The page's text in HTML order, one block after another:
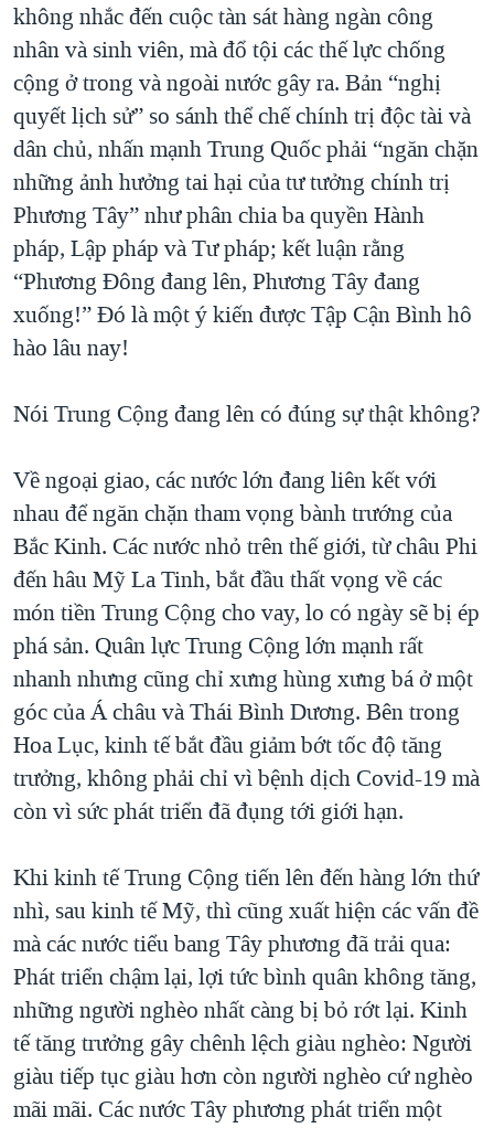
không nhắc đến cuộc tàn sát hàng ngàn công
nhân và sinh viên, mà đổ tội các thế lực chống
cộng ở trong và ngoài nước gây ra. Bản “nghị
quyết lịch sử” so sánh thể chế chính trị độc tài và
dân chủ, nhấn mạnh Trung Quốc phải “ngăn chặn
những ảnh hưởng tai hại của tư tưởng chính trị
Phương Tây” như phân chia ba quyền Hành
pháp, Lập pháp và Tư pháp; kết luận rằng
“Phương Đông đang lên, Phương Tây đang
xuống!” Đó là một ý kiến được Tập Cận Bình hô
hào lâu nay!
Nói Trung Cộng đang lên có đúng sự thật không?
Về ngoại giao, các nước lớn đang liên kết với
nhau để ngăn chặn tham vọng bành trướng của
Bắc Kinh. Các nước nhỏ trên thế giới, từ châu Phi
đến hâu Mỹ La Tinh, bắt đầu thất vọng về các
món tiền Trung Cộng cho vay, lo có ngày sẽ bị ép
phá sản. Quân lực Trung Cộng lớn mạnh rất
nhanh nhưng cũng chỉ xưng hùng xưng bá ở một
góc của Á châu và Thái Bình Dương. Bên trong
Hoa Lục, kinh tế bắt đầu giảm bớt tốc độ tăng
trưởng, không phải chỉ vì bệnh dịch Covid-19 mà
còn vì sức phát triển đã đụng tới giới hạn.
Khi kinh tế Trung Cộng tiến lên đến hàng lớn thứ
nhì, sau kinh tế Mỹ, thì cũng xuất hiện các vấn đề
mà các nước tiểu bang Tây phương đã trải qua:
Phát triển chậm lại, lợi tức bình quân không tăng,
những người nghèo nhất càng bị bỏ rớt lại. Kinh
tế tăng trưởng gây chênh lệch giàu nghèo: Người
giàu tiếp tục giàu hơn còn người nghèo cứ nghèo
mãi mãi. Các nước Tây phương phát triển một